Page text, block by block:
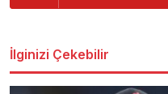
İlginizi Çekebilir